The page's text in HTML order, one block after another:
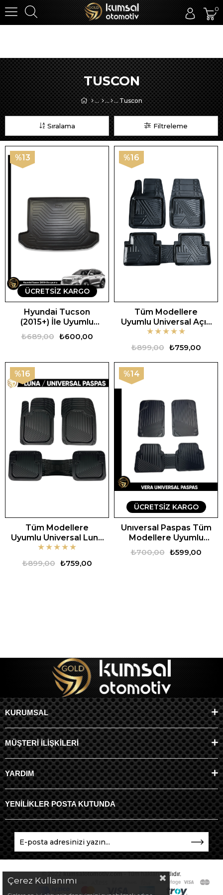
0
TUSCON
Tuscon
Filtreleme
Sıralama
Hyundai Tucson
(2015+) İle Uyumlu
Araca Özel 3D Bagaj
Havuzu
₺600,00
₺689,00
%13
ÜCRETSIZ KARGO
Tüm Modellere
Uyumlu Universal Açık
Zebra Oto Paspas
★★★★★
₺759,00
₺899,00
%16
Tüm Modellere
Uyumlu Universal Luna
Oto Paspas
★★★★★
₺759,00
₺899,00
%16
Unıversal Paspas Tüm
Modellere Uyumlu
Universal Vera Oto
Paspas
₺599,00
₺700,00
%14
ÜCRETSIZ KARGO
KURUMSAL
MÜŞTERİ İLİŞKİLERİ
YARDIM
YENİLİKLER POSTA KUTUNDA
- Tüm hakları saklıdır.
Çerez Kullanımı